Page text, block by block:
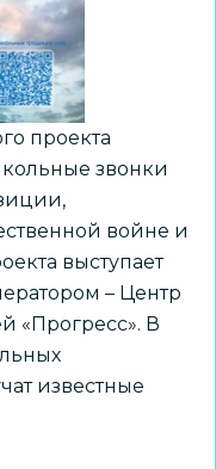
проекта
звонки
войне и
выступает
– Центр
«Прогресс». В
известные